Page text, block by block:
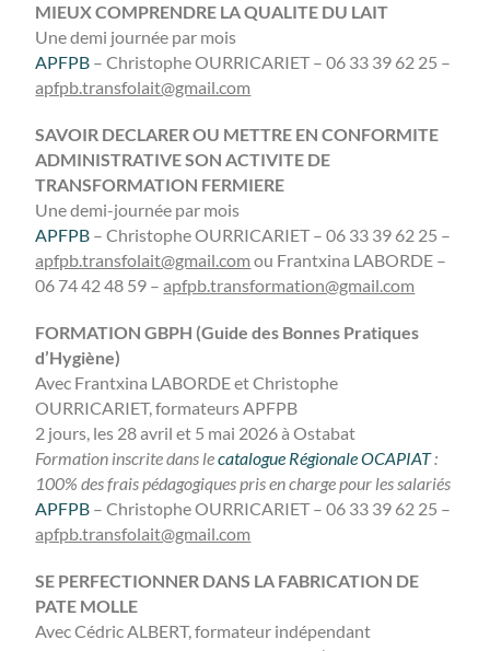
MIEUX COMPRENDRE LA QUALITE DU LAIT
Une demi journée par mois
APFPB – Christophe OURRICARIET – 06 33 39 62 25 –
apfpb.transfolait@gmail.com
SAVOIR DECLARER OU METTRE EN CONFORMITE
ADMINISTRATIVE SON ACTIVITE DE
TRANSFORMATION FERMIERE
Une demi-journée par mois
APFPB – Christophe OURRICARIET – 06 33 39 62 25 –
apfpb.transfolait@gmail.com ou Frantxina LABORDE –
06 74 42 48 59 –apfpb.transformation@gmail.com
FORMATION GBPH (Guide des Bonnes Pratiques
d’Hygiène)
Avec Frantxina LABORDE et Christophe
OURRICARIET, formateurs APFPB
2 jours, les 28 avril et 5 mai 2026 à Ostabat
Formation inscrite dans lecatalogue Régionale OCAPIAT:
100% des frais pédagogiques pris en charge pour les salariés
APFPB – Christophe OURRICARIET – 06 33 39 62 25 –
apfpb.transfolait@gmail.com
SE PERFECTIONNER DANS LA FABRICATION DE
PATE MOLLE
Avec Cédric ALBERT, formateur indépendant